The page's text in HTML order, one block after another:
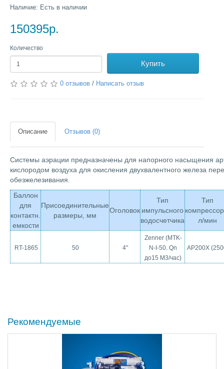
Наличие: Есть в наличии
150395р.
Количество
Купить
0 отзывов / Написать отзыв
Описание Отзывов (0)
Системы аэрации предназначены для напорного насыщения
кислородом воздуха для окисления двухвалентного железа
обезжелезивания.
Баллон
для
контактн.
емкости
Присоединительные
размеры, мм
Оголовок
Тип
импульсного
водосчетчика
Тип
л/мин
RT-1865 50 4"
Zenner (MTK-
N-I-50. Qn
до15 М3/час)
AP200Х
Рекомендуемые